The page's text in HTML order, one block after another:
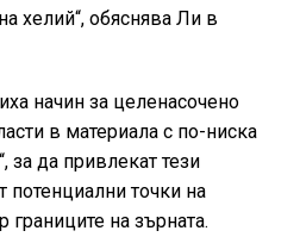
хелий“, обяснява Ли в
начин за целенасочено
в материала с по-ниска
за да привлекат тези
потенциални точки на
на зърната.